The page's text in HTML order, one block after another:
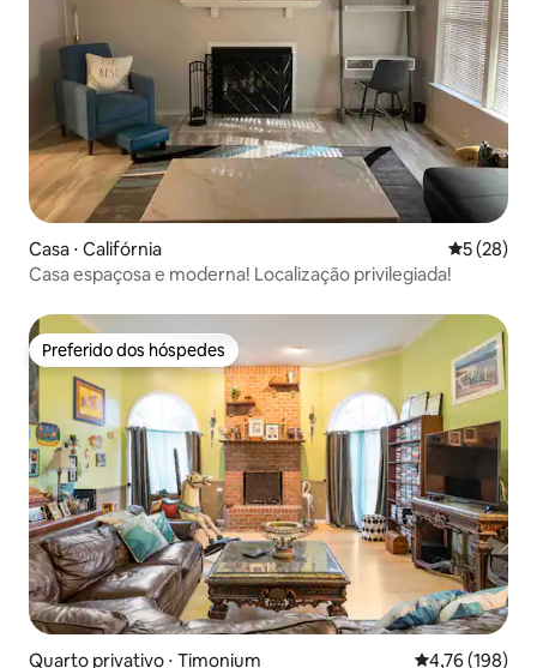
Casa ⋅ Califórnia 5 de uma
5 (28)
Casa espaçosa e moderna! Localização privilegiada!
Preferido dos hóspedes
Preferido dos hóspedes
Quarto privativo ⋅ Timonium 4,76 de uma
4,76 (198)